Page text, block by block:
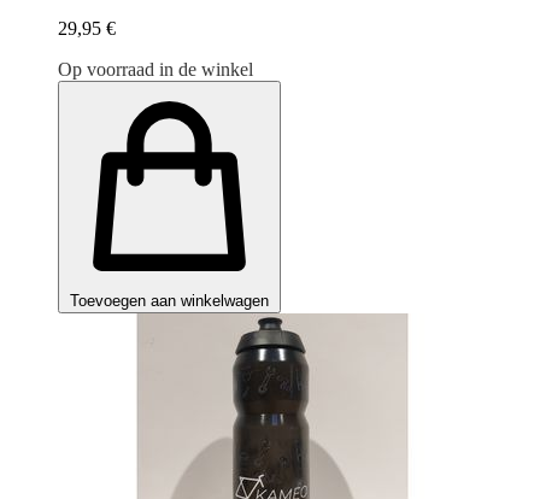
29,95 €
Op voorraad in de winkel
Toevoegen aan winkelwagen